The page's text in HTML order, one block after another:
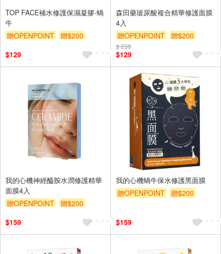
TOP FACE補水修護保濕凝膠-蝸
牛
贈OPENPOINT
贈$200
$129
森田藥玻尿酸複合精華修護面膜
4入
贈OPENPOINT
贈$200
$ 238
$129
我的心機神經醯胺水潤修護精華
面膜4入
贈OPENPOINT
贈$200
$159
我的心機蝸牛保水修護黑面膜
贈OPENPOINT
贈$200
$159